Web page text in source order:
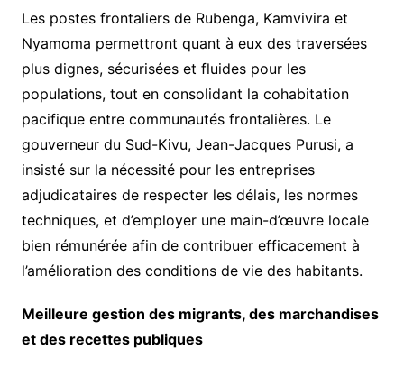
Les postes frontaliers de Rubenga, Kamvivira et
Nyamoma permettront quant à eux des traversées
plus dignes, sécurisées et fluides pour les
populations, tout en consolidant la cohabitation
pacifique entre communautés frontalières. Le
gouverneur du Sud-Kivu, Jean-Jacques Purusi, a
insisté sur la nécessité pour les entreprises
adjudicataires de respecter les délais, les normes
techniques, et d’employer une main-d’œuvre locale
bien rémunérée afin de contribuer efficacement à
l’amélioration des conditions de vie des habitants.
Meilleure gestion des migrants, des marchandises
et des recettes publiques